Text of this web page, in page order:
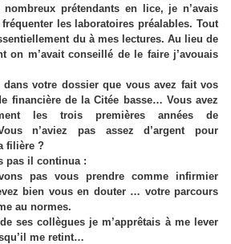
prétendants en lice, je n’avais
les laboratoires préalables. Tout
du à mes lectures. Au lieu de
on m’avait conseillé de le faire j’avouais
votre dossier que vous avez fait vos
financière de la Citée basse… Vous avez
les trois premières années de
n’aviez pas assez d’argent pour
filière ?
pas il continua :
pas vous prendre comme infirmier
bien vous en douter … votre parcours
au normes.
ses collègues je m’apprêtais à me lever
me retint…